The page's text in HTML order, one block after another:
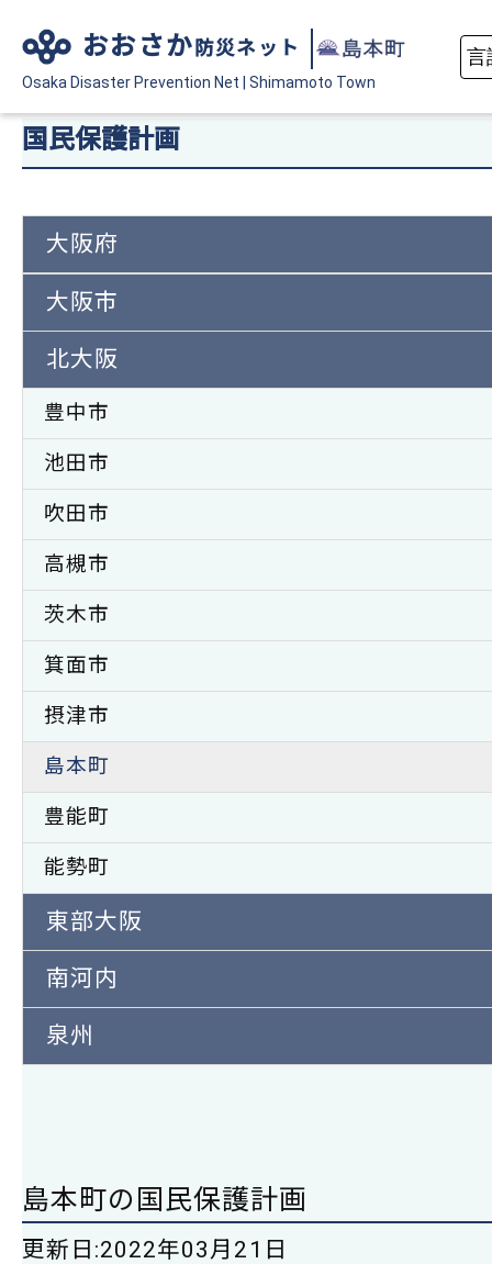
おおさか 防災ネット
Osaka Disaster Prevention Net Shimamoto Town
国民保護計画
大阪府
大阪市
北大阪
豊中市
池田市
吹田市
高槻市
茨木市
箕面市
摂津市
島本町
豊能町
能勢町
東部大阪
南河内
泉州
島本町の国民保護計画
更新日:2022年03月21日